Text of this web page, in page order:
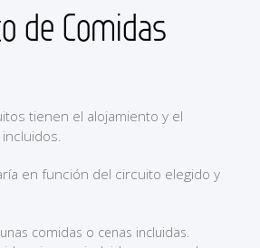
de Comidas
tienen el alojamiento y el
en función del circuito elegido y
comidas o cenas incluidas.